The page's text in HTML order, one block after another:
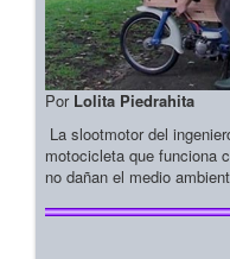
Por Lolita Piedrahita
La slootmotor del
motocicleta que funciona
no dañan el medio